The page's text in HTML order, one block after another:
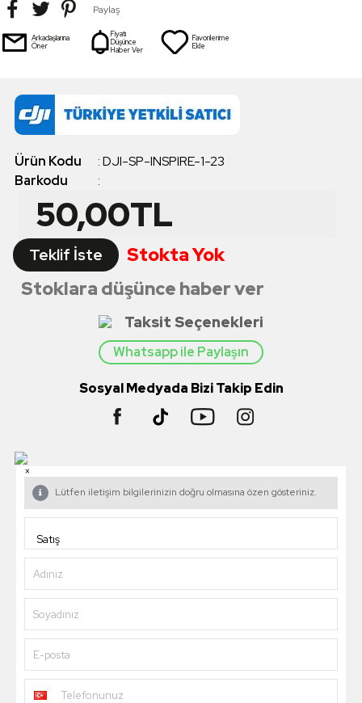
Paylaş
Arkadaşlarına
Öner
Fiyatı
Düşünce
Haber Ver
Favorilerime
Ekle
Ürün Kodu :DJI-SP-INSPIRE-1-23
Barkodu
:
50,00TL
Teklif İste
Stokta Yok
Stoklara düşünce haber ver
Taksit Seçenekleri
Whatsapp ile Paylaşın
Sosyal Medyada Bizi Takip Edin
×
Lütfen iletişim bilgilerinizin doğru olmasına özen gösteriniz.
Adınız
Soyadınız
E-posta
Telefonunuz